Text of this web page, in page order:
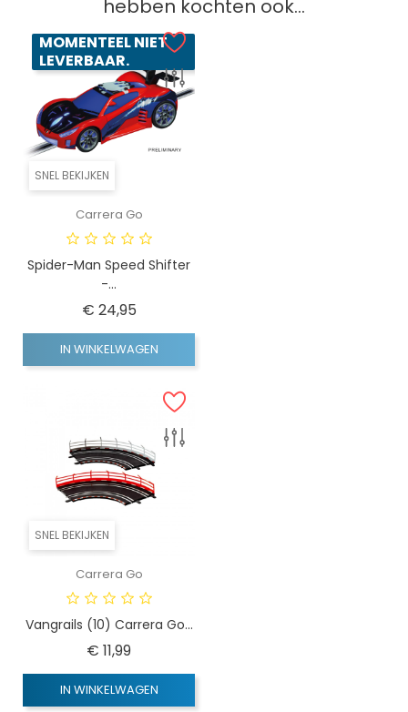
hebben kochten ook...
SNEL BEKIJKEN
MOMENTEEL NIET
LEVERBAAR.
Carrera Go
Spider-Man Speed Shifter
-...
€ 24,95Prijs
IN WINKELWAGEN
SNEL BEKIJKEN
Carrera Go
Vangrails (10) Carrera Go...
€ 11,99Prijs
IN WINKELWAGEN